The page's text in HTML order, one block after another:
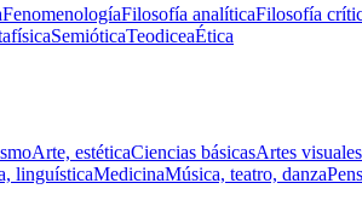
FenomenologíaFilosofía analíticaFilosofía
SemióticaTeodiceaÉtica
Arte, estéticaCiencias básicasArtes visuales
linguísticaMedicinaMúsica, teatro, danza